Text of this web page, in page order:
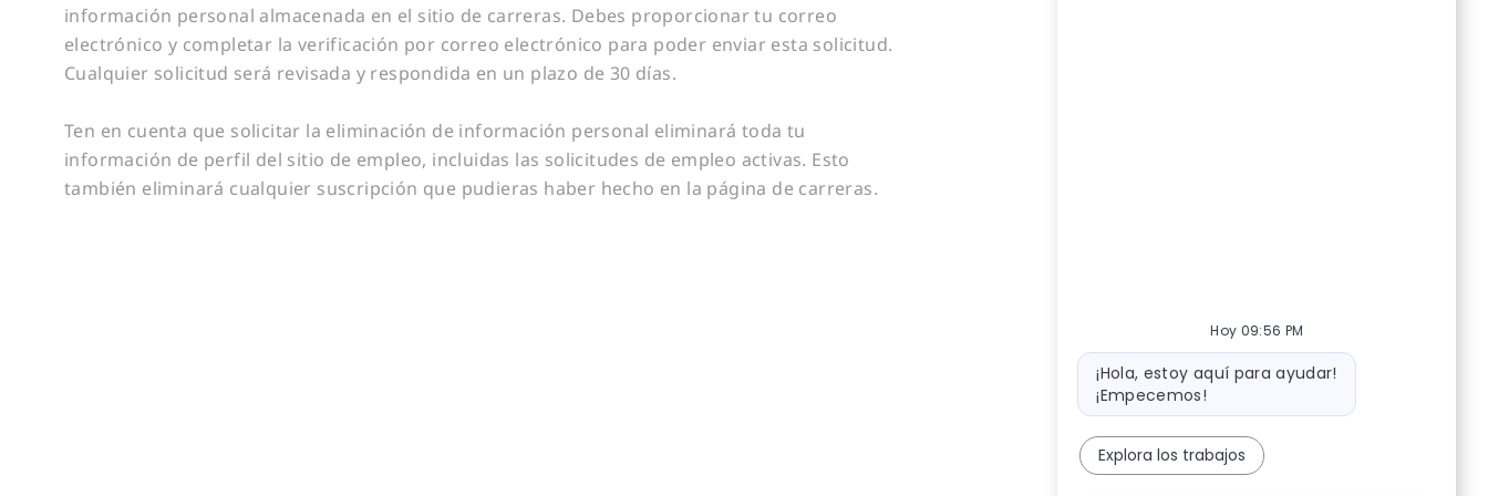
información personal almacenada en el sitio de carreras. Debes proporcionar tu correo
electrónico y completar la verificación por correo electrónico para poder enviar esta solicitud.
Cualquier solicitud será revisada y respondida en un plazo de 30 días.
Ten en cuenta que solicitar la eliminación de información personal eliminará toda tu
información de perfil del sitio de empleo, incluidas las solicitudes de empleo activas. Esto
también eliminará cualquier suscripción que pudieras haber hecho en la página de carreras.
Hoy 09:56 PM
Mensaje del bot
¡Hola, estoy aquí para ayudar!
¡Empecemos!
Explora los trabajos